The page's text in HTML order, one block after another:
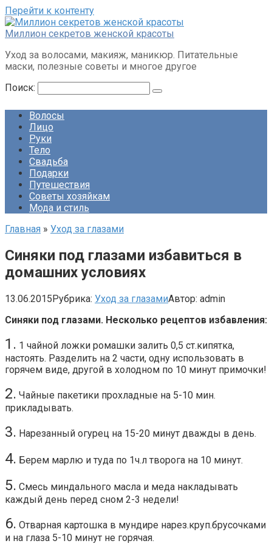
Перейти к контенту
Миллион секретов женской красоты
Уход за волосами, макияж, маникюр. Питательные
маски, полезные советы и многое другое
Поиск:
Волосы
Лицо
Руки
Тело
Свадьба
Подарки
Путешествия
Советы хозяйкам
Мода и стиль
Главная » Уход за глазами
Cиняки под глазами избавиться в
домашних условиях
13.06.2015Рубрика: Уход за глазамиАвтор: admin
Синяки под глазами. Несколько рецептов избавления:
1. 1 чайной ложки ромашки залить 0,5 ст.кипятка,
настоять. Разделить на 2 части, одну использовать в
горячем виде, другой в холодном по 10 минут примочки!
2. Чайные пакетики прохладные на 5-10 мин.
прикладывать.
3. Нарезанный огурец на 15-20 минут дважды в день.
4. Берем марлю и туда по 1ч.л творога на 10 минут.
5. Смесь миндального масла и меда накладывать
каждый день перед сном 2-3 недели!
6. Отварная картошка в мундире нарез.круп.брусочками
и на глаза 5-10 минут не горячая.